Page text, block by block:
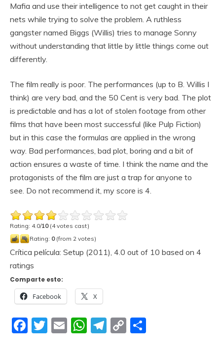
Mafia and use their intelligence to not get caught in their
nets while trying to solve the problem. A ruthless
gangster named Biggs (Willis) tries to manage Sonny
without understanding that little by little things come out
differently.
The film really is poor. The performances (up to B. Willis I
think) are very bad, and the 50 Cent is very bad. The plot
is predictable and has a lot of stolen footage from other
films that have been most successful (like Pulp Fiction)
but in this case the formulas are applied in the wrong
way. Bad performances, bad plot, boring and a bit of
action ensures a waste of time. I think the name and the
protagonists of the film are just a trap for anyone to
see. Do not recommend it, my score is 4.
Rating: 4.0/10(4 votes cast)
Rating: 0(from 2 votes)
Crítica película: Setup (2011), 4.0 out of 10 based on 4
ratings
Comparte esto:
Facebook X
Facebook
Twitter
EmailWhatsApp
Telegram
Copy